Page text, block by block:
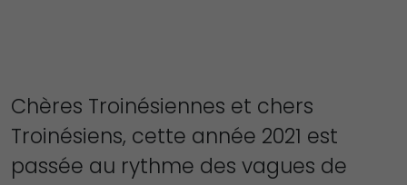
Chères Troinésiennes et chers
Troinésiens, cette année 2021 est
passée au rythme des vagues de